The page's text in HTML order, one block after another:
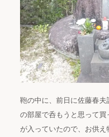
鞄の中に、前日に佐藤春
の部屋で呑もうと思って
が入っていたので、お供